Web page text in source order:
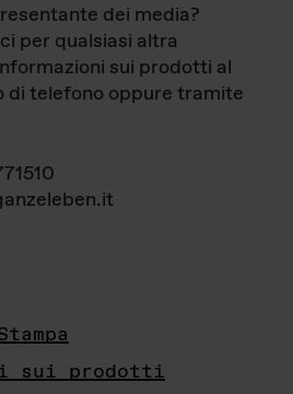
dei media?
per qualsiasi altra
sui prodotti al
di telefono oppure tramite
sui prodotti